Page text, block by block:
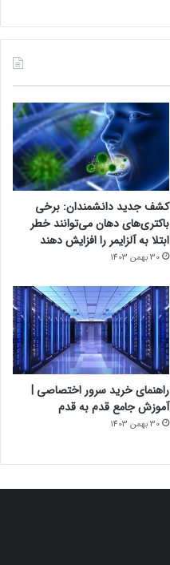
کشف جدید دانشمندان: برخی
باکتری‌های دهان می‌توانند خطر
ابتلا به آلزایمر را افزایش دهند
30 بهمن 1403
راهنمای خرید سرور اختصاصی |
آموزش جامع قدم به قدم
30 بهمن 1403